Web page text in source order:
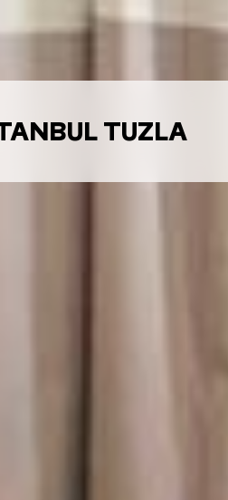
TUZLA